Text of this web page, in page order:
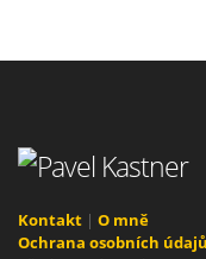
Kontakt | O mně
Ochrana osobních údajů